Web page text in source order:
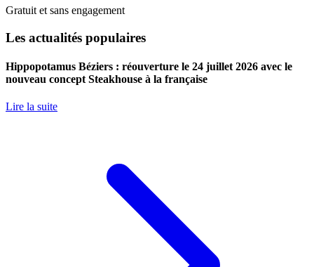
Gratuit et sans engagement
Les actualités populaires
Hippopotamus Béziers : réouverture le 24 juillet 2026 avec le
nouveau concept Steakhouse à la française
Lire la suite